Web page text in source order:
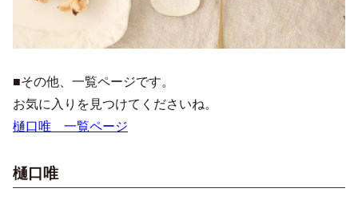
■その他、一覧ページです。
お気に入りを見つけてくださいね。
樋口唯 一覧ページ
樋口唯